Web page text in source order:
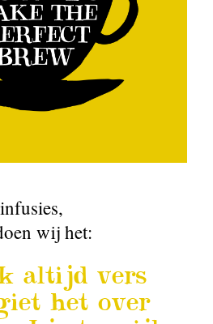
infusies,
wij het:
altijd vers
het over